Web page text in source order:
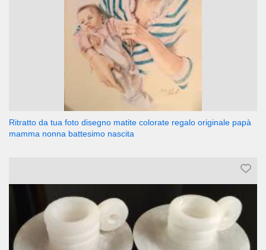
Ritratto da tua foto disegno matite colorate regalo originale papà
mamma nonna battesimo nascita